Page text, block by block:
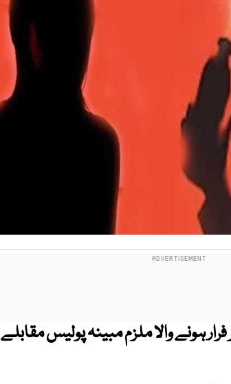
ہونے والا ملزم مبینہ پولیس مقابلے